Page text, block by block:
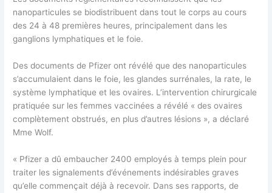
nanoparticules se biodistribuent dans tout le corps au cours
des 24 à 48 premières heures, principalement dans les
ganglions lymphatiques et le foie.
Des documents de Pfizer ont révélé que des nanoparticules
s’accumulaient dans le foie, les glandes surrénales, la rate, le
système lymphatique et les ovaires. L’intervention chirurgicale
pratiquée sur les femmes vaccinées a révélé « des ovaires
complètement obstrués, en plus d’autres lésions », a déclaré
Mme Wolf.
« Pfizer a dû embaucher 2400 employés à temps plein pour
traiter les signalements d’événements indésirables graves
qu’elle commençait déjà à recevoir. Dans ses rapports, de